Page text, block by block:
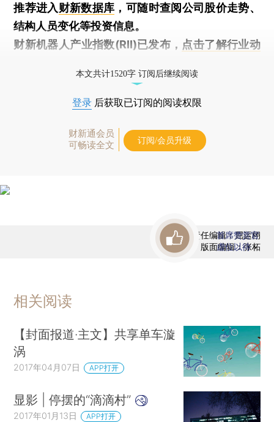
推荐进入财新数据库 ，可随时查阅公司股价走势、
结构人员变化等投资信息。
财新机器人产业指数(RII)已发布， 点击了解行业动
本文共计1520字 订阅后继续阅读
登录 后获取已订阅的阅读权限
财新通会员
可畅读全文
订阅/会员升级
责任编辑：屈运栩
版面编辑：张柘
首席赞赏官
虚位以待
相关阅读
【封面报道·主文】共享单车漩
涡
2017年04月07日 APP打开
显影 | 停摆的“滴滴村”
2017年01月13日 APP打开